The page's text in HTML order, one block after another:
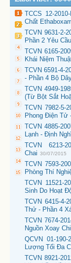
TCCS 12-
Chất
TCVN 9631-2-
Phần 2 Yêu
TCVN 6165-
Khái Niệm
TCVN 6591-4-
- Phần 4 Bộ
TCVN 4949-
(Từ Bột Sắt
TCVN 7982-5-
Phong Điện Tử
TCVN 4885-
Lạnh - Định
TCVN
Chai 30/07/2015
TCVN 7593-
Phòng Thí
TCVN 11521-
Sinh Do Hoạt
TCVN 6415-4-
Thử - Phần 4
TCVN 7674-
Nguồn Xoay
QCVN 01-
Lượng Tối Đa
TCVN 8921-